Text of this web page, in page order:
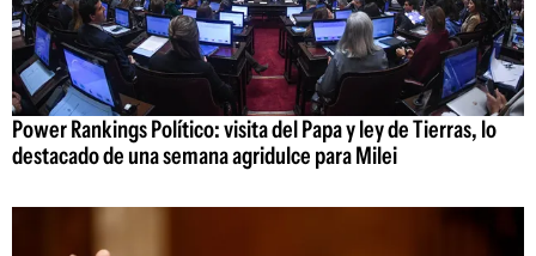
Power Rankings Político: visita del Papa y ley de Tierras, lo
destacado de una semana agridulce para Milei